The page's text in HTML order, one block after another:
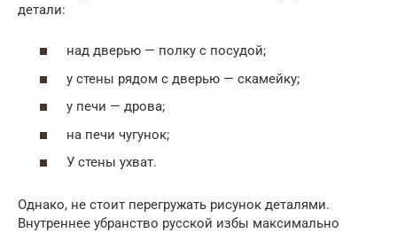
детали:
над дверью — полку с посудой;
у стены рядом с дверью — скамейку;
у печи — дрова;
на печи чугунок;
У стены ухват.
Однако, не стоит перегружать рисунок деталями.
Внутреннее убранство русской избы максимально